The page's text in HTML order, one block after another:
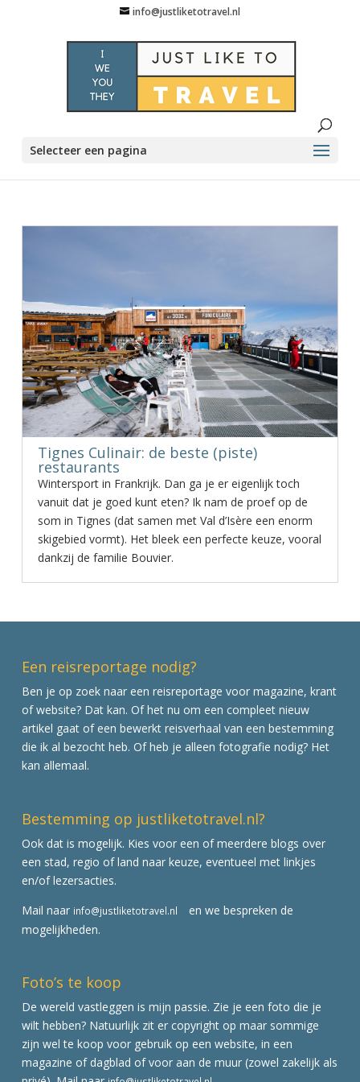
info@justliketotravel.nl
Selecteer een pagina
Tignes Culinair: de beste (piste)
restaurants
Wintersport in Frankrijk. Dan ga je er eigenlijk toch
vanuit dat je goed kunt eten? Ik nam de proef op de
som in Tignes (dat samen met Val d’Isère een enorm
skigebied vormt). Het bleek een perfecte keuze, vooral
dankzij de familie Bouvier.
Een reisreportage nodig?
Ben je op zoek naar een reisreportage voor magazine, krant
of website? Dat kan. Of het nu om een compleet nieuw
artikel gaat of een bewerkt reisverhaal van een bestemming
die ik al bezocht heb. Of heb je alleen fotografie nodig? Het
kan allemaal.
Bestemming op justliketotravel.nl?
Ook dat is mogelijk. Kies voor een of meerdere blogs over
een stad, regio of land naar keuze, eventueel met linkjes
en/of lezersacties.
Mail naar info@justliketotravel.nl
en we bespreken de
mogelijkheden.
Foto’s te koop
De wereld vastleggen is mijn passie. Zie je een foto die je
wilt hebben? Natuurlijk zit er copyright op maar sommige
zijn wel te koop voor gebruik op een website, in een
magazine of dagblad of voor aan de muur (zowel zakelijk als